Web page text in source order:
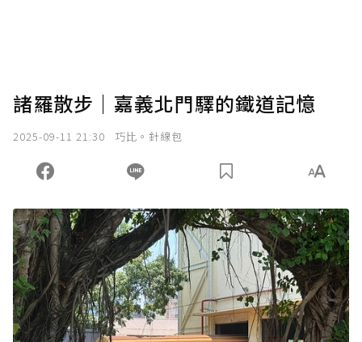
諸羅散步｜嘉義北門驛的鐵道記憶
2025-09-11 21:30 巧比。針線包